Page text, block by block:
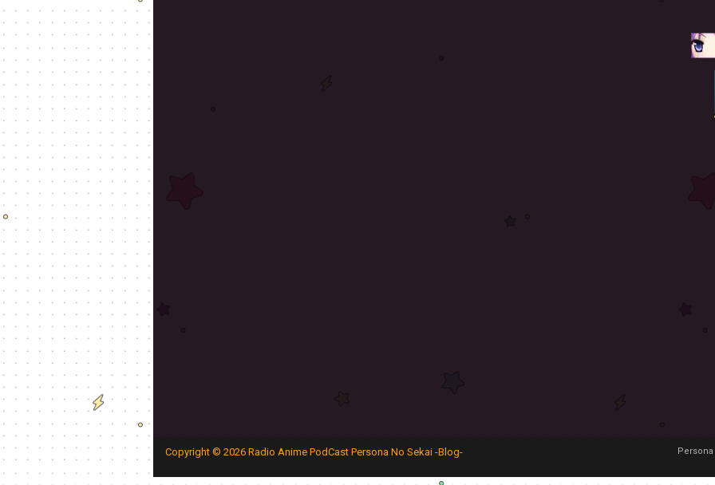
Copyright © 2026 Radio Anime PodCast Persona No Sekai -Blog-